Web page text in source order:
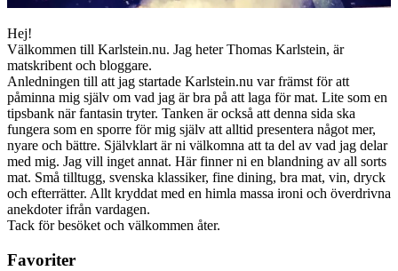
Hej!
Välkommen till Karlstein.nu. Jag heter Thomas Karlstein, är
matskribent och bloggare.
Anledningen till att jag startade Karlstein.nu var främst för att
påminna mig själv om vad jag är bra på att laga för mat. Lite som en
tipsbank när fantasin tryter. Tanken är också att denna sida ska
fungera som en sporre för mig själv att alltid presentera något mer,
nyare och bättre. Självklart är ni välkomna att ta del av vad jag delar
med mig. Jag vill inget annat. Här finner ni en blandning av all sorts
mat. Små tilltugg, svenska klassiker, fine dining, bra mat, vin, dryck
och efterrätter. Allt kryddat med en himla massa ironi och överdrivna
anekdoter ifrån vardagen.
Tack för besöket och välkommen åter.
Favoriter